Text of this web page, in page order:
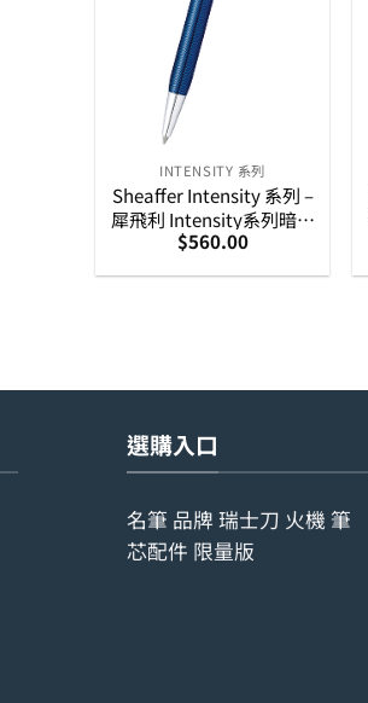
INTENSITY 系列
Sheaffer Intensity 系列 –
犀飛利 Intensity系列暗紋
藍色銀夾原子筆
$560.00
選購入口
名筆 品牌 瑞士刀 火機 筆
芯配件 限量版